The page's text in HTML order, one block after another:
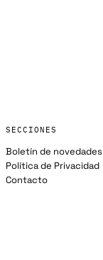
SECCIONES
Boletín de novedades
Política de Privacidad
Contacto